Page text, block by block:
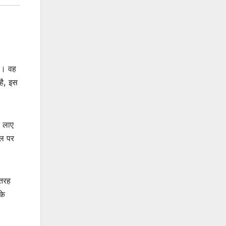
वह
इस
पर